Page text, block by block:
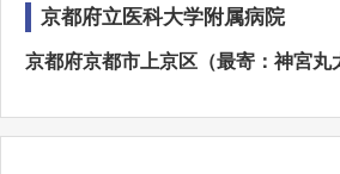
京都府立医科大学附属病院
京都府京都市上京区（最寄：神宮丸